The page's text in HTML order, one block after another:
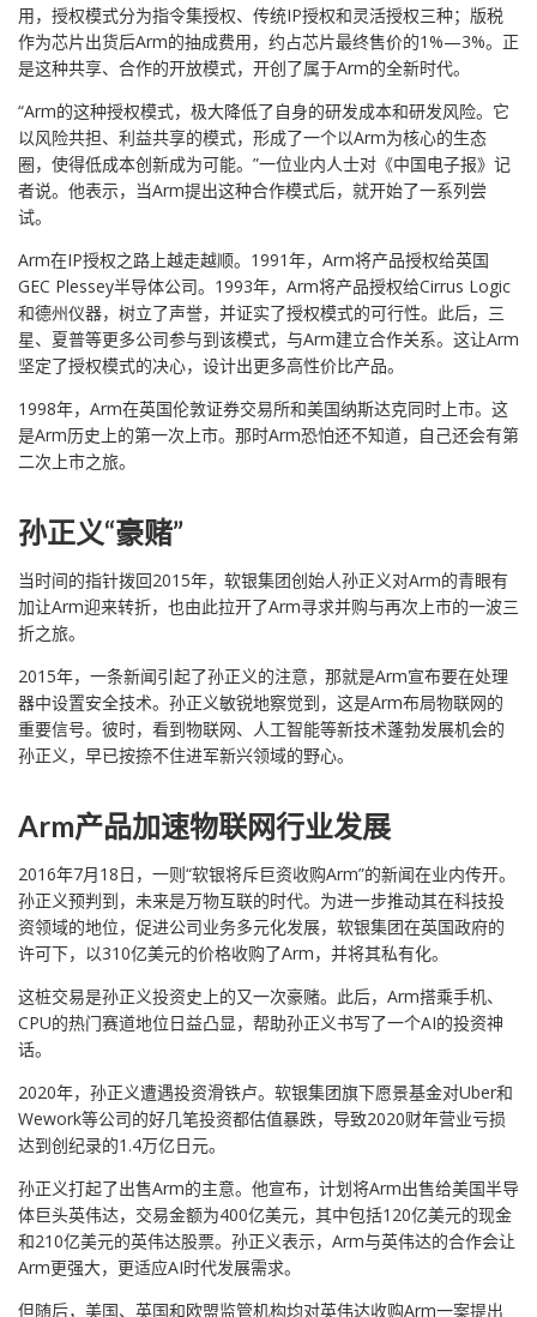
用，授权模式分为指令集授权、传统IP授权和灵活授权三种；版税
作为芯片出货后Arm的抽成费用，约占芯片最终售价的1%—3%。正
是这种共享、合作的开放模式，开创了属于Arm的全新时代。
“Arm的这种授权模式，极大降低了自身的研发成本和研发风险。它
以风险共担、利益共享的模式，形成了一个以Arm为核心的生态
圈，使得低成本创新成为可能。”一位业内人士对《中国电子报》记
者说。他表示，当Arm提出这种合作模式后，就开始了一系列尝
试。
Arm在IP授权之路上越走越顺。1991年，Arm将产品授权给英国
GEC Plessey半导体公司。1993年，Arm将产品授权给Cirrus Logic
和德州仪器，树立了声誉，并证实了授权模式的可行性。此后，三
星、夏普等更多公司参与到该模式，与Arm建立合作关系。这让Arm
坚定了授权模式的决心，设计出更多高性价比产品。
1998年，Arm在英国伦敦证券交易所和美国纳斯达克同时上市。这
是Arm历史上的第一次上市。那时Arm恐怕还不知道，自己还会有第
二次上市之旅。
孙正义“豪赌”
当时间的指针拨回2015年，软银集团创始人孙正义对Arm的青眼有
加让Arm迎来转折，也由此拉开了Arm寻求并购与再次上市的一波三
折之旅。
2015年，一条新闻引起了孙正义的注意，那就是Arm宣布要在处理
器中设置安全技术。孙正义敏锐地察觉到，这是Arm布局物联网的
重要信号。彼时，看到物联网、人工智能等新技术蓬勃发展机会的
孙正义，早已按捺不住进军新兴领域的野心。
Arm产品加速物联网行业发展
2016年7月18日，一则“软银将斥巨资收购Arm”的新闻在业内传开。
孙正义预判到，未来是万物互联的时代。为进一步推动其在科技投
资领域的地位，促进公司业务多元化发展，软银集团在英国政府的
许可下，以310亿美元的价格收购了Arm，并将其私有化。
这桩交易是孙正义投资史上的又一次豪赌。此后，Arm搭乘手机、
CPU的热门赛道地位日益凸显，帮助孙正义书写了一个AI的投资神
话。
2020年，孙正义遭遇投资滑铁卢。软银集团旗下愿景基金对Uber和
Wework等公司的好几笔投资都估值暴跌，导致2020财年营业亏损
达到创纪录的1.4万亿日元。
孙正义打起了出售Arm的主意。他宣布，计划将Arm出售给美国半导
体巨头英伟达，交易金额为400亿美元，其中包括120亿美元的现金
和210亿美元的英伟达股票。孙正义表示，Arm与英伟达的合作会让
Arm更强大，更适应AI时代发展需求。
但随后，美国、英国和欧盟监管机构均对英伟达收购Arm一案提出